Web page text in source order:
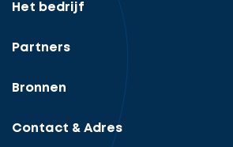
Het bedrijf
Partners
Bronnen
Contact & Adres